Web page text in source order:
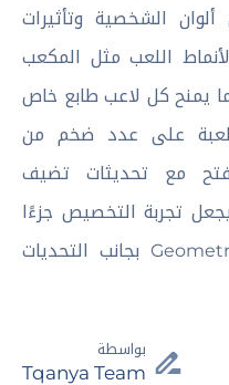
الشخصية وتأثيرات
اللعب مثل المكعب
يمنح كل لاعب طابع خاص
على عدد ضخم من
للفتح مع تحديثات تضيف
تجربة التخصيص جزءًا
ممتعًا وأساسيًا داخل Geometry Dash بجانب التحديات
بواسطة
Tqanya Team